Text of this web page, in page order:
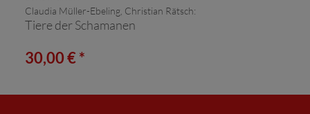
Claudia Müller-Ebeling, Christian Rätsch:
Tiere der Schamanen
30,00 € *